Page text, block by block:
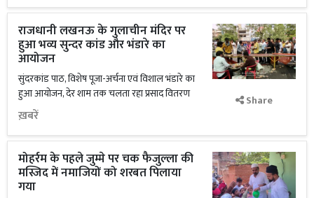
राजधानी लखनऊ के गुलाचीन मंदिर पर
हुआ भव्य सुन्दर कांड और भंडारे का
आयोजन
सुंदरकांड पाठ, विशेष पूजा-अर्चना एवं विशाल भंडारे का
हुआ आयोजन, देर शाम तक चलता रहा प्रसाद वितरण
ख़बरें
Share
मोहर्रम के पहले जुम्मे पर चक फैजुल्ला की
मस्जिद में नमाजियों को शरबत पिलाया
गया